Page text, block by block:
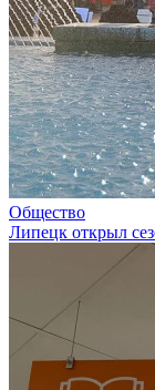
Общество
Липецк открыл